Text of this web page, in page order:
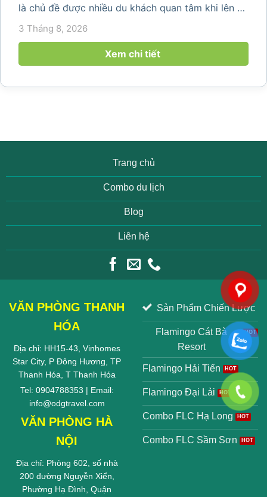
là chủ đề được nhiều du khách quan tâm khi lên kế
hoạch khám phá vùng đất thiên nhiên nổi tiếng
làng yên bình, thác...
3 Tháng 8, 2026
Xem chi tiết
Trang chủ
Combo du lịch
Blog
Liên hệ
VĂN PHÒNG THANH
HÓA
Địa chỉ: HH15-43, Vinhomes
Star City, P Đông Hương, TP
Thanh Hóa, T Thanh Hóa
Tel: 0904788353 | Email:
info@odgtravel.com
VĂN PHÒNG HÀ
NỘI
Địa chỉ: Phòng 602, số nhà
200 đường Nguyễn Xiển,
Phường Hạ Đình, Quận
Sản Phẩm Chiến Lược
Flamingo Cát Bà
Resort
Flamingo Hải Tiến
Flamingo Đại Lải
Combo FLC Hạ Long
Combo FLC Sầm Sơn